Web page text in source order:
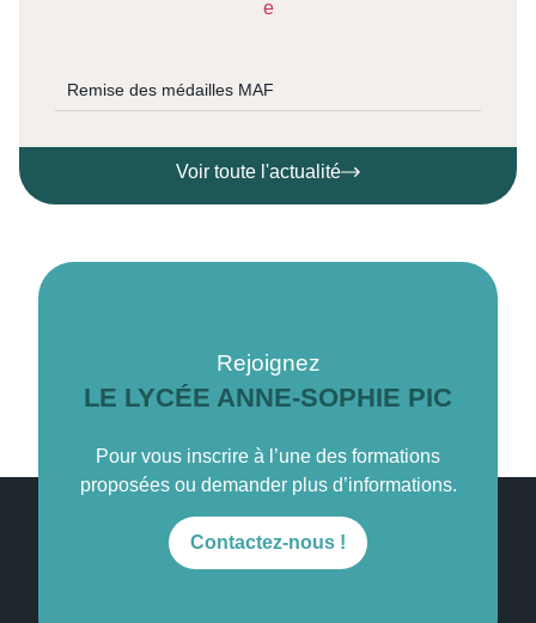
Remise des médailles MAF
Voir toute l'actualité
Rejoignez
LE LYCÉE ANNE-SOPHIE PIC
Pour vous inscrire à l’une des formations
proposées ou demander plus d’informations.
Contactez-nous !